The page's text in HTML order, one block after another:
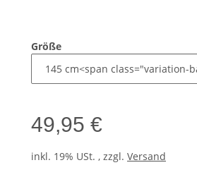
Größe
49,95 €
inkl. 19% USt. , zzgl. Versand